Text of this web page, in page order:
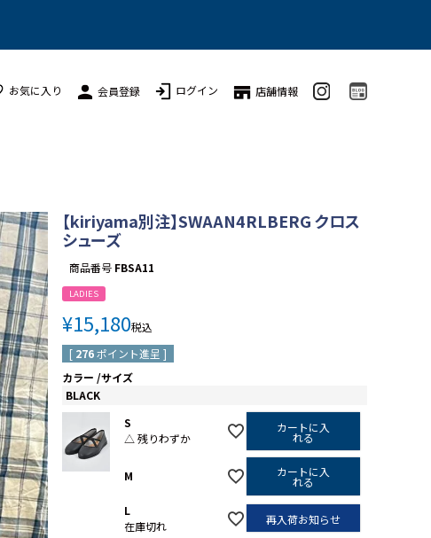
お気に入り 会員登録 ログイン 店舗情報
【kiriyama別注】SWAAN4RLBERG クロス
シューズ
商品番号 FBSA11
LADIES
¥15,180税込
[ 276ポイント進呈 ]
カラー サイズ
BLACK
S
△ 残りわずか
カートに入
れる
M カートに入
れる
L
在庫切れ
再入荷お知らせ